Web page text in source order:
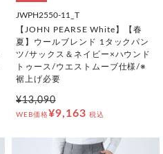
JWPH2550-11_T
【JOHN PEARSE White】【春
夏】ウールブレンド 1タックパン
ツ/サックス＆ネイビー×ハウンド
トゥース/ウエストムーブ仕様/※
裾上げ必要
¥13,090
WEB価格¥9,163 税込